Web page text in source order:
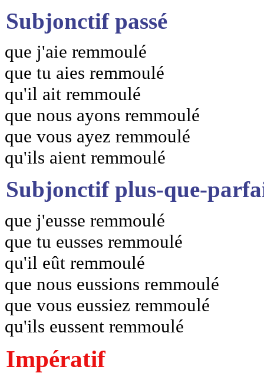
Subjonctif passé
que j'aie remmoulé
que tu aies remmoulé
qu'il ait remmoulé
que nous ayons remmoulé
que vous ayez remmoulé
qu'ils aient remmoulé
Subjonctif plus-que-
que j'eusse remmoulé
que tu eusses remmoulé
qu'il eût remmoulé
que nous eussions remmoulé
que vous eussiez remmoulé
qu'ils eussent remmoulé
Impératif